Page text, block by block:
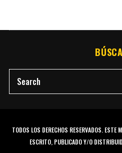
TODOS LOS DERECHOS RESERVADOS. ESTE
ESCRITO, PUBLICADO Y/O